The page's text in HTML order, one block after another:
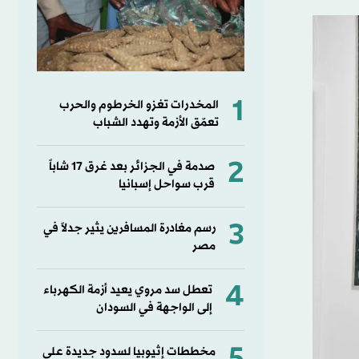
1
المخدرات تغزو الخرطوم والحرب
تعمّق الأزمة وتهدد الشباب
2
صدمة في الجزائر بعد غرق 17 شاباً
قرب سواحل إسبانيا
3
رسم مغادرة المسافرين يثير جدلاً في
مصر
4
تعطل سد مروي يعيد أزمة الكهرباء
إلى الواجهة في السودان
مخططات إثيوبيا لسدود جديدة على